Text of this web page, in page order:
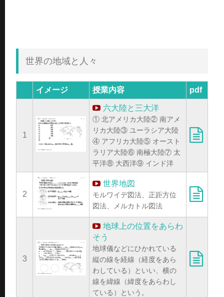
世界の地域と人々
イメージ 授業内容 pdf
1
六大陸と三大洋
① 北アメリカ大陸② 南アメ
リカ大陸③ ユーラシア大陸
④ アフリカ大陸⑤ オースト
ラリア大陸⑥ 南極大陸⑦ 太
平洋⑧ 大西洋⑨ インド洋
2
世界地図
モルワイデ図法、正距方位
図法、メルカトル図法
3
地球上の位置をあらわ
そう
地球儀などにひかれている
縦の線を経線（経度をあら
わしている）といい、横の
線を緯線（緯度をあらわし
ている）という。